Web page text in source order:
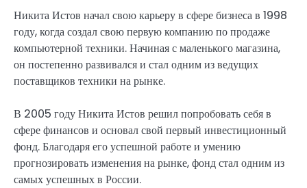
Никита Истов начал свою карьеру в сфере бизнеса в 1998
году, когда создал свою первую компанию по продаже
компьютерной техники. Начиная с маленького магазина,
он постепенно развивался и стал одним из ведущих
поставщиков техники на рынке.
В 2005 году Никита Истов решил попробовать себя в
сфере финансов и основал свой первый инвестиционный
фонд. Благодаря его успешной работе и умению
прогнозировать изменения на рынке, фонд стал одним из
самых успешных в России.